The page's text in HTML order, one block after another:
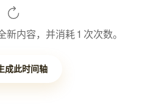
内容，并消耗 1 次次数。
成此时间轴